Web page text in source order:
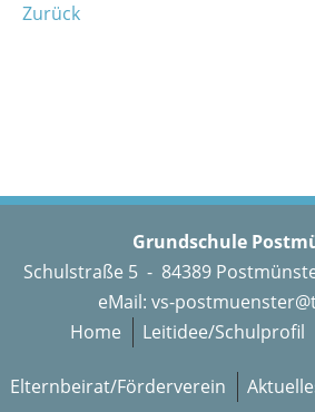
Zurück
Grundschule
Schulstraße 5 - 84389
eMail: vs-
Home
Leitidee/Schulprofil
Elternbeirat/Förderverein